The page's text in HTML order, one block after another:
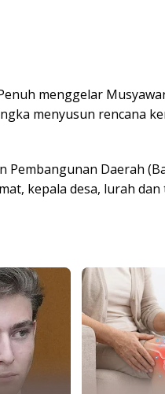
menggelar
menyusun rencana
Pembangunan Daerah
kepala desa, lurah